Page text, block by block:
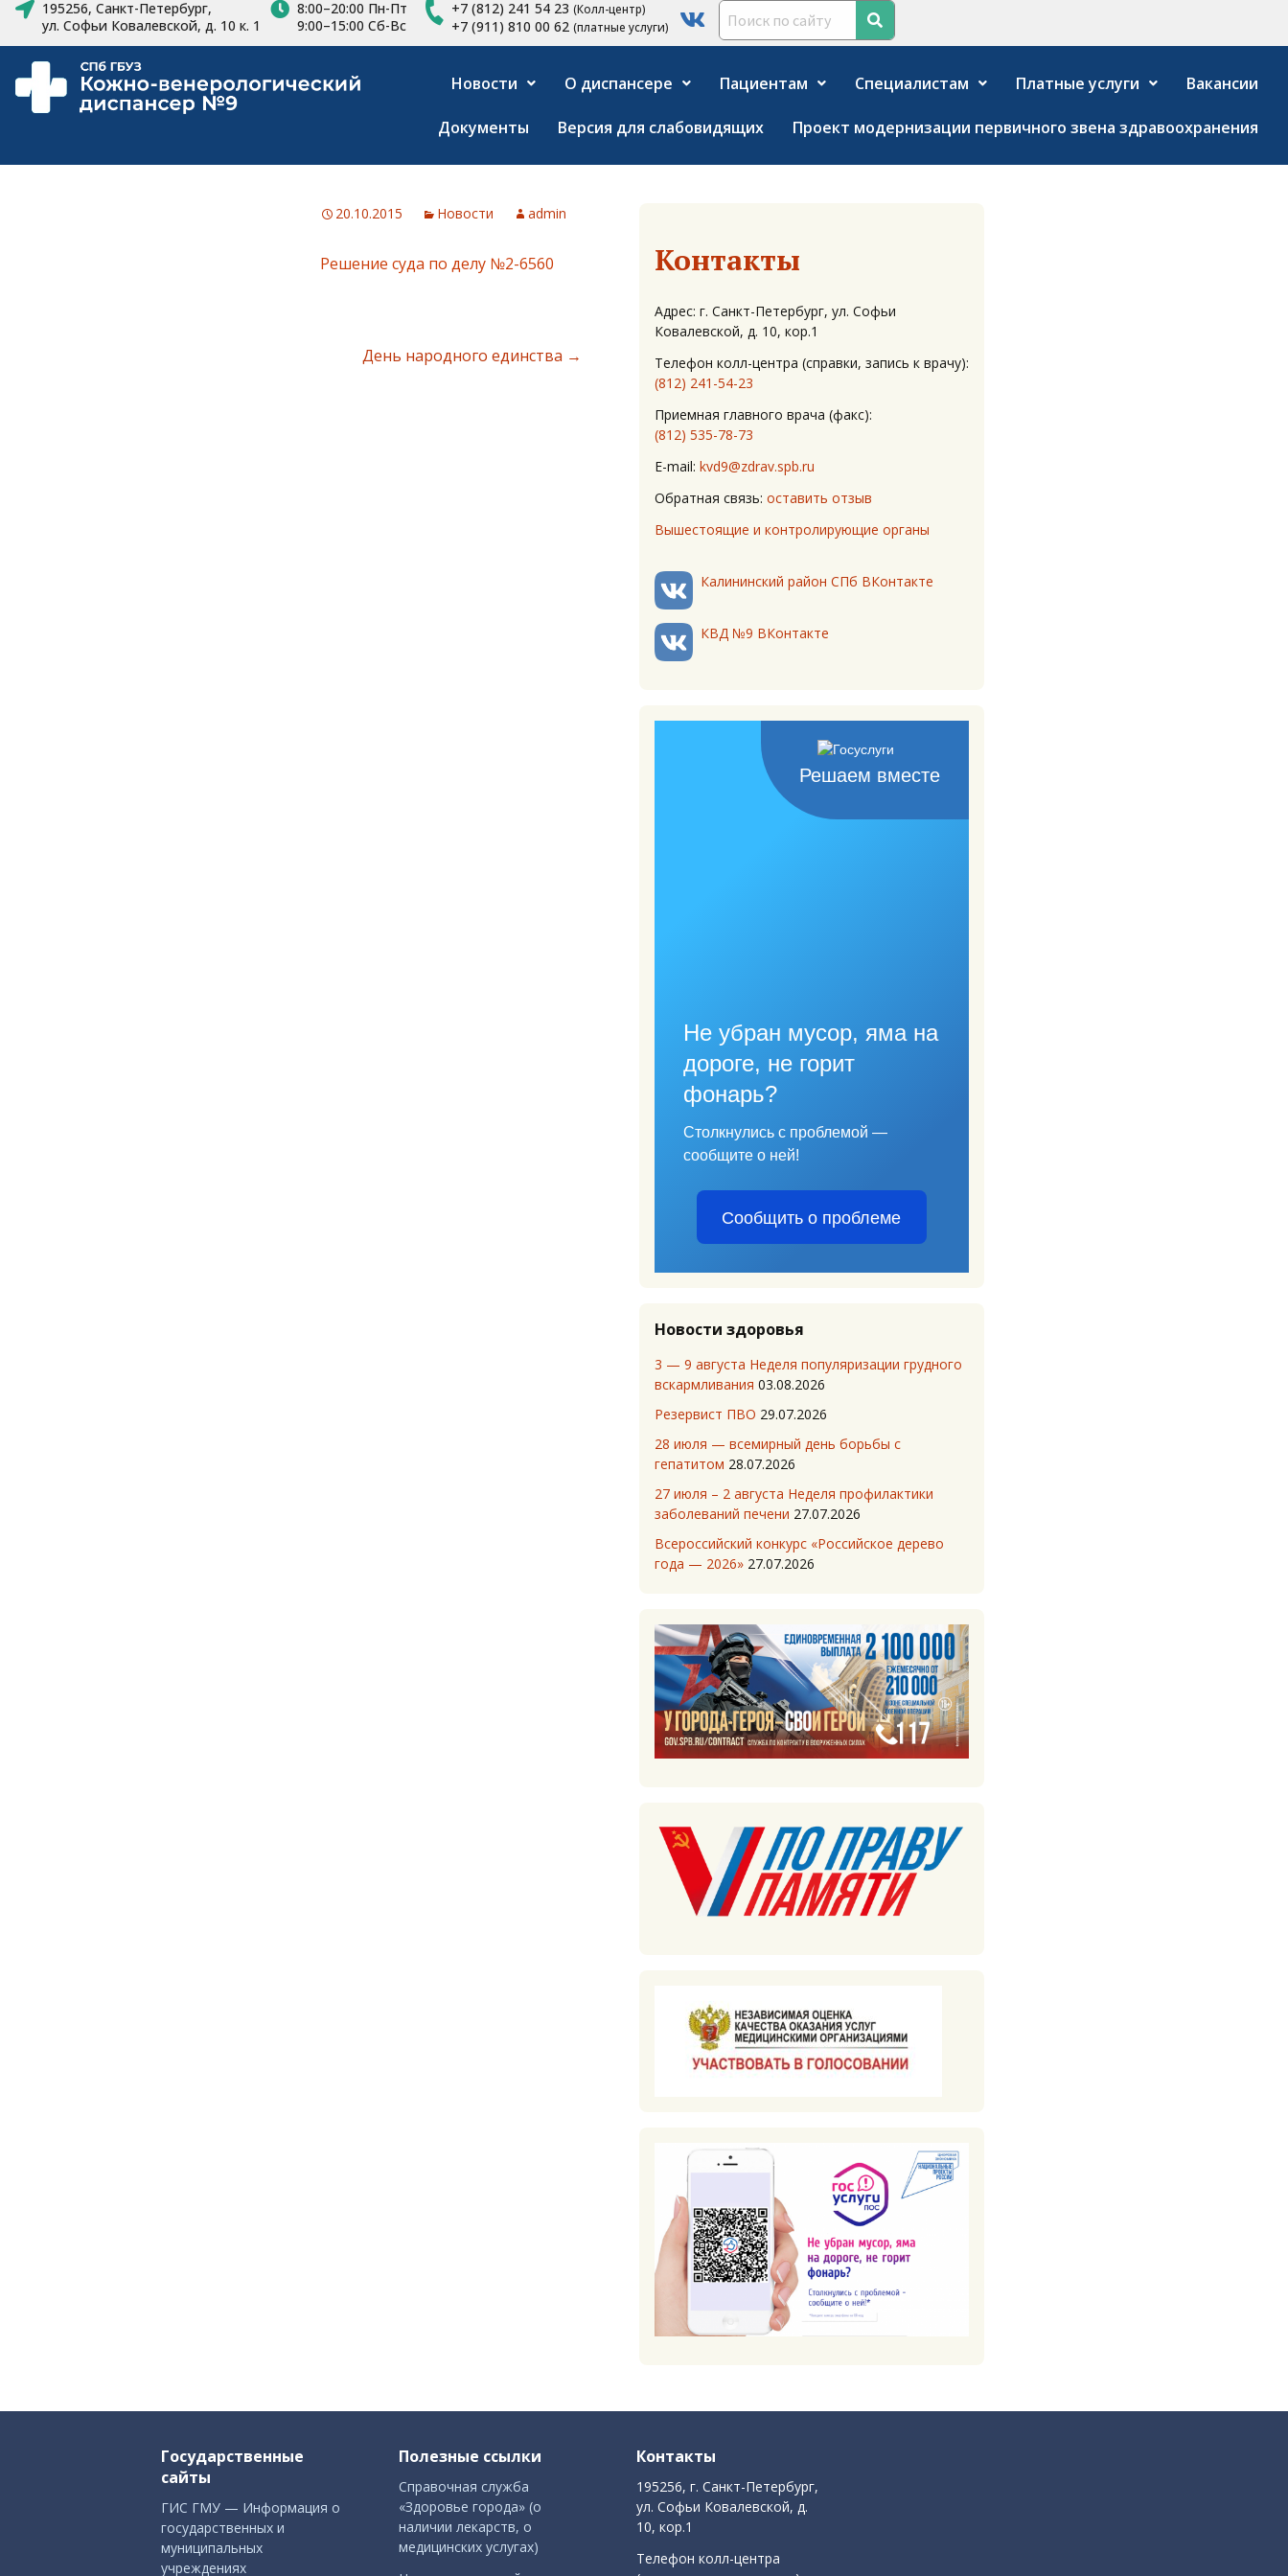
195256, Санкт-Петербург,
ул. Софьи Ковалевской, д. 10 к. 1
8:00–20:00 Пн-Пт
9:00–15:00 Сб-Вс
+7 (812) 241 54 23 (Колл-центр)
+7 (911) 810 00 62 (платные услуги)
Новости О диспансере Пациентам Специалистам Платные услуги Вакансии
Документы Версия для слабовидящих Проект модернизации первичного звена здравоохранения
20.10.2015 Новости admin
Решение суда по делу №2-6560
День народного единства →
Контакты
Адрес: г. Санкт-Петербург, ул. Софьи
Ковалевской, д. 10, кор.1
Телефон колл-центра (справки, запись к врачу):
(812) 241-54-23
Приемная главного врача (факс):
(812) 535-78-73
E-mail: kvd9@zdrav.spb.ru
Обратная связь: оставить отзыв
Вышестоящие и контролирующие органы
Калининский район СПб ВКонтакте
КВД №9 ВКонтакте
Решаем вместе
Не убран мусор, яма на
дороге, не горит
фонарь?
Столкнулись с проблемой —
сообщите о ней!
Сообщить о проблеме
Новости здоровья
3 — 9 августа Неделя популяризации грудного
вскармливания 03.08.2026
Резервист ПВО 29.07.2026
28 июля — всемирный день борьбы с
гепатитом 28.07.2026
27 июля – 2 августа Неделя профилактики
заболеваний печени 27.07.2026
Всероссийский конкурс «Российское дерево
года — 2026» 27.07.2026
Государственные
сайты
ГИС ГМУ — Информация о
государственных и
муниципальных
учреждениях
Полезные ссылки
Справочная служба
«Здоровье города» (о
наличии лекарств, о
медицинских услугах)
Контакты
195256, г. Санкт-Петербург,
ул. Софьи Ковалевской, д.
10, кор.1
Телефон колл-центра